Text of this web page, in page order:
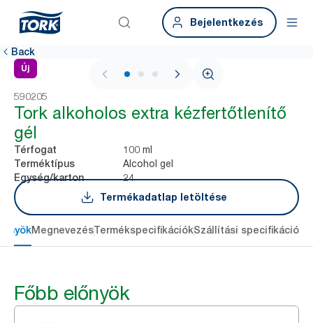
Bejelentkezés
Back
Új
1 / 3
590205
Tork alkoholos extra kézfertőtlenítő
gél
Térfogat 100 ml
Terméktípus Alcohol gel
Egység/karton
24
Termékadatlap letöltése
MegnevezésTermékspecifikációkSzállítási specifikációk
Főbb előnyök